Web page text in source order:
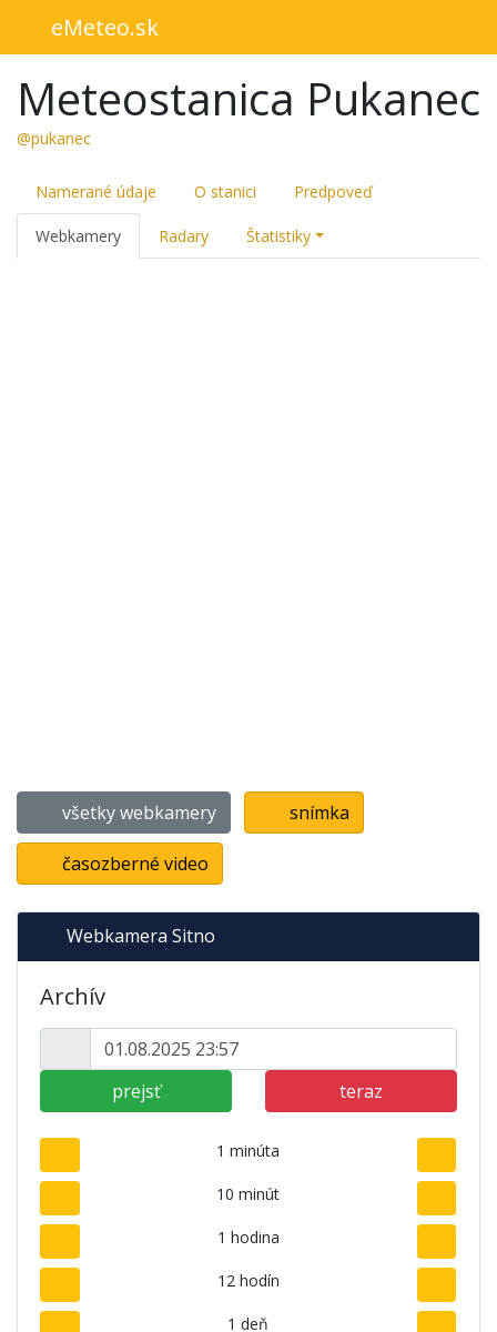
eMeteo.sk
Meteostanica Pukanec
@pukanec
Namerané údaje O stanici Predpoveď
Webkamery Radary Štatistiky
všetky webkamery snímka
časozberné video
Webkamera Sitno
Archív
prejsť teraz
1 minúta
10 minút
1 hodina
12 hodín
1 deň